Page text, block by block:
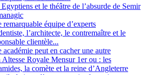
et le théâtre de l’absurde de Semir
remarquable équipe d’experts
l’architecte, le contremaître et le
clientèle...
académie peut en cacher une autre
Altesse Royale Mensur 1er ou : les
la comète et la reine d’Angleterre